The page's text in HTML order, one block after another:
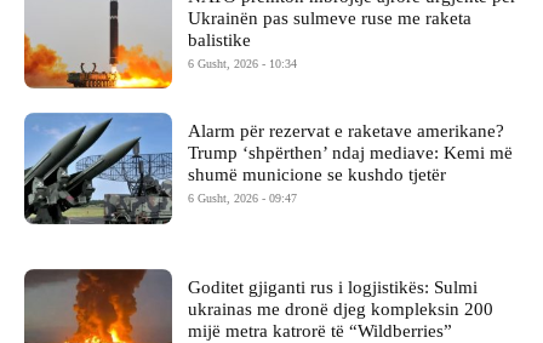
Ukrainën pas sulmeve ruse me raketa
balistike
6 Gusht, 2026 - 10:34
Alarm për rezervat e raketave amerikane?
Trump ‘shpërthen’ ndaj mediave: Kemi më
shumë municione se kushdo tjetër
6 Gusht, 2026 - 09:47
Goditet gjiganti rus i logjistikës: Sulmi
ukrainas me dronë djeg kompleksin 200
mijë metra katrorë të “Wildberries”